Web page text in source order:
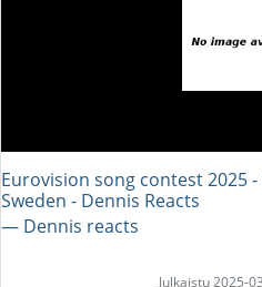
Eurovision song contest 2025 -
Sweden - Dennis Reacts
― Dennis reacts
Julkaistu 2025-